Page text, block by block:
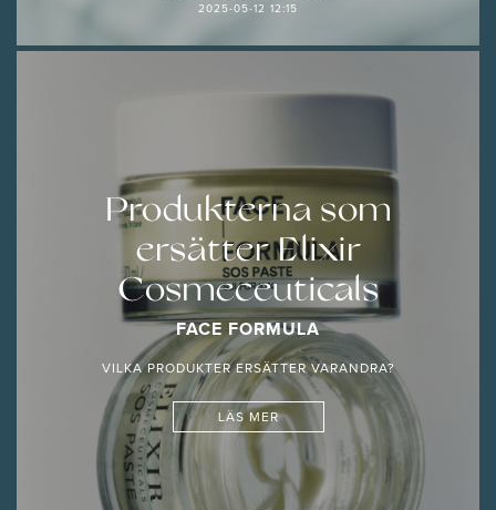
2025-05-12 12:15
Produkterna som
ersätter Elixir
Cosmeceuticals
FACE FORMULA
VILKA PRODUKTER ERSÄTTER VARANDRA?
LÄS MER